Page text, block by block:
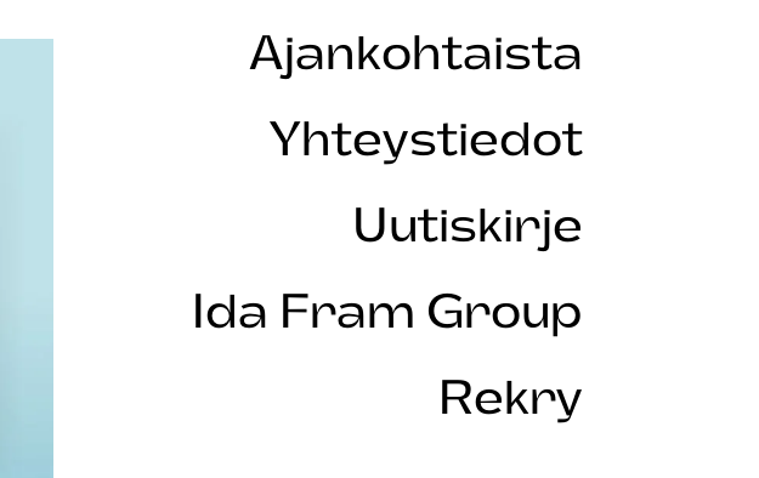
Ajankohtaista
Yhteystiedot
Uutiskirje
Ida Fram Group
Rekry